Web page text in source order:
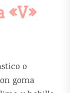
«V»
o
goma